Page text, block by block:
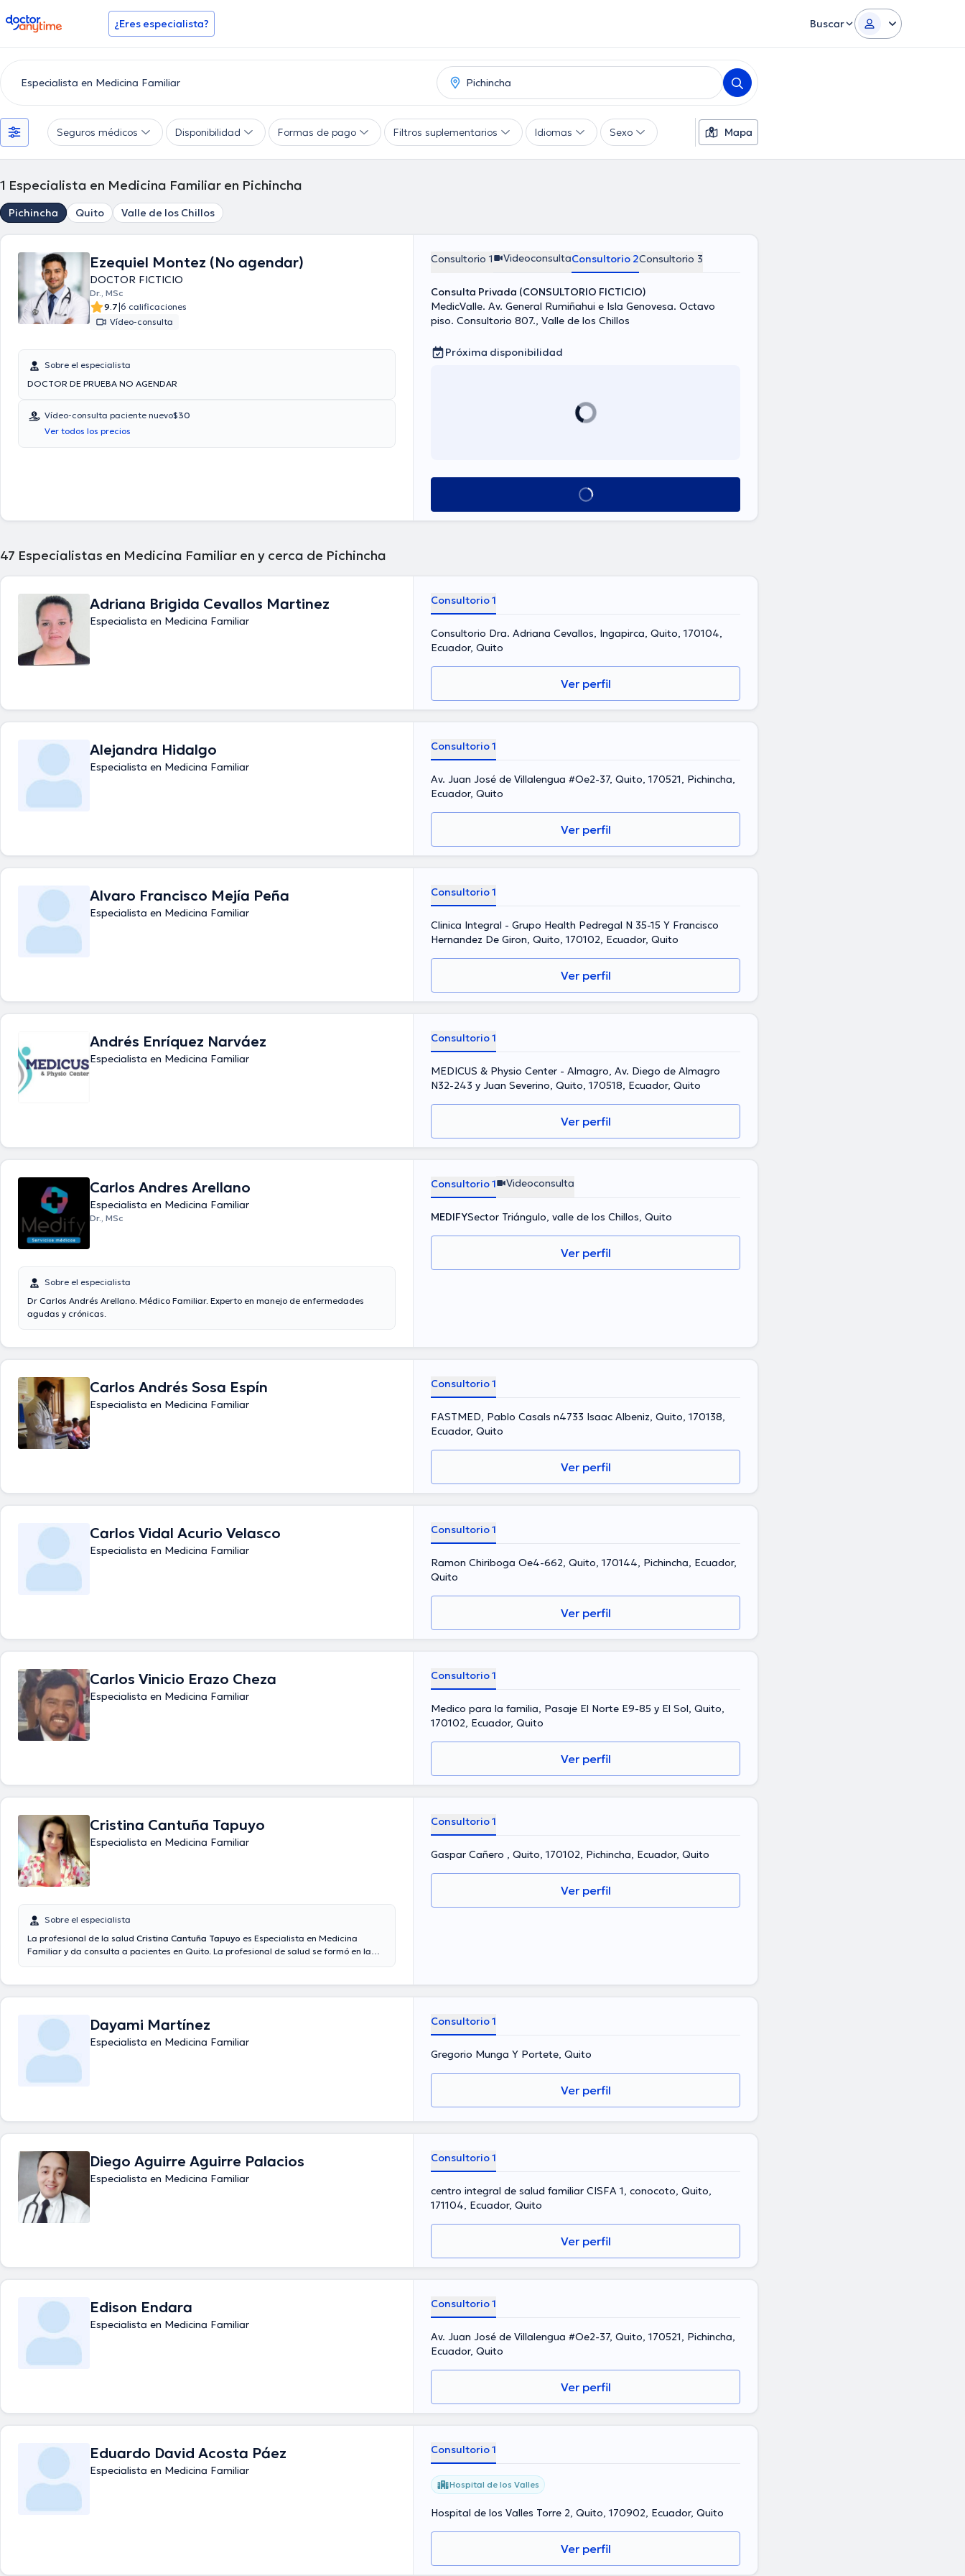
doctoranytime ¿Eres especialista? Buscar
Seguros médicos Disponibilidad Formas de pago Filtros suplementarios Idiomas Sexo Mapa
1 Especialista en Medicina Familiar en Pichincha
Pichincha Quito Valle de los Chillos
Ezequiel Montez (No agendar)
DOCTOR FICTICIO
Dr., MSc
9.7|6 calificaciones
Vídeo-consulta
Sobre el especialista
DOCTOR DE PRUEBA NO AGENDAR
Vídeo-consulta paciente nuevo$30
Ver todos los precios
Consultorio 1 VideoconsultaConsultorio 2Consultorio 3
Consulta Privada (CONSULTORIO FICTICIO)
MedicValle. Av. General Rumiñahui e Isla Genovesa. Octavo
piso. Consultorio 807., Valle de los Chillos
Próxima disponibilidad
Ver más horarios
47 Especialistas en Medicina Familiar en y cerca de Pichincha
Adriana Brigida Cevallos Martinez
Especialista en Medicina Familiar
Consultorio 1
Consultorio Dra. Adriana Cevallos, Ingapirca, Quito, 170104,
Ecuador, Quito
Ver perfil
Alejandra Hidalgo
Especialista en Medicina Familiar
Consultorio 1
Av. Juan José de Villalengua #Oe2-37, Quito, 170521, Pichincha,
Ecuador, Quito
Ver perfil
Alvaro Francisco Mejía Peña
Especialista en Medicina Familiar
Consultorio 1
Clinica Integral - Grupo Health Pedregal N 35-15 Y Francisco
Hernandez De Giron, Quito, 170102, Ecuador, Quito
Ver perfil
Andrés Enríquez Narváez
Especialista en Medicina Familiar
Consultorio 1
MEDICUS & Physio Center - Almagro, Av. Diego de Almagro
N32-243 y Juan Severino, Quito, 170518, Ecuador, Quito
Ver perfil
Carlos Andres Arellano
Especialista en Medicina Familiar
Dr., MSc
Sobre el especialista
Dr Carlos Andrés Arellano. Médico Familiar. Experto en manejo de enfermedades
agudas y crónicas.
Consultorio 1 Videoconsulta
MEDIFYSector Triángulo, valle de los Chillos, Quito
Ver perfil
Carlos Andrés Sosa Espín
Especialista en Medicina Familiar
Consultorio 1
FASTMED, Pablo Casals n4733 Isaac Albeniz, Quito, 170138,
Ecuador, Quito
Ver perfil
Carlos Vidal Acurio Velasco
Especialista en Medicina Familiar
Consultorio 1
Ramon Chiriboga Oe4-662, Quito, 170144, Pichincha, Ecuador,
Quito
Ver perfil
Carlos Vinicio Erazo Cheza
Especialista en Medicina Familiar
Consultorio 1
Medico para la familia, Pasaje El Norte E9-85 y El Sol, Quito,
170102, Ecuador, Quito
Ver perfil
Cristina Cantuña Tapuyo
Especialista en Medicina Familiar
Sobre el especialista
La profesional de la salud Cristina Cantuña Tapuyo es Especialista en Medicina
Familiar y da consulta a pacientes en Quito. La profesional de salud se formó en la
especialización. Por otra parte, ella se ha desempeñado como miembro de diversas
asociaciones médicas. Cristina Cantuña Tapuyo ha contribuido en abundantes
conferencias con la finalidad de tener una formación continua en su ámbito de
especialización y ha compartido diferentes comunicados. Para finalizar, la
especialista puede hablar Español en su consultorio.
Consultorio 1
Gaspar Cañero , Quito, 170102, Pichincha, Ecuador, Quito
Ver perfil
Dayami Martínez
Especialista en Medicina Familiar
Consultorio 1
Gregorio Munga Y Portete, Quito
Ver perfil
Diego Aguirre Aguirre Palacios
Especialista en Medicina Familiar
Consultorio 1
centro integral de salud familiar CISFA 1, conocoto, Quito,
171104, Ecuador, Quito
Ver perfil
Edison Endara
Especialista en Medicina Familiar
Consultorio 1
Av. Juan José de Villalengua #Oe2-37, Quito, 170521, Pichincha,
Ecuador, Quito
Ver perfil
Eduardo David Acosta Páez
Especialista en Medicina Familiar
Consultorio 1
Hospital de los Valles
Hospital de los Valles Torre 2, Quito, 170902, Ecuador, Quito
Ver perfil